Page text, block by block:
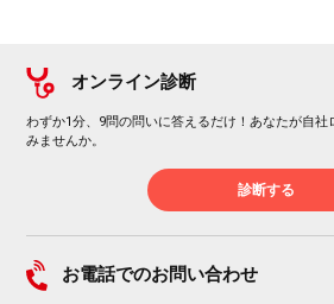
オンライン診断
わずか1分、9問の問いに答えるだけ！あなたが自社
みませんか。
診断する
お電話でのお問い合わせ